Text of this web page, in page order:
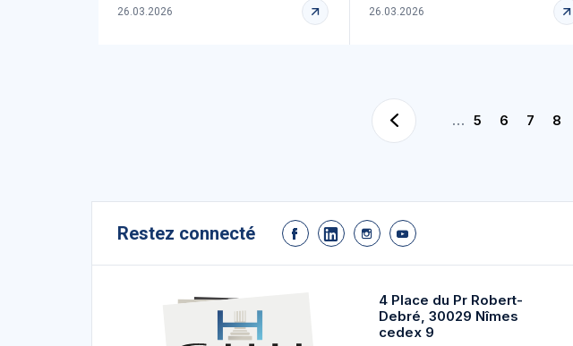
26.03.2026 26.03.2026
… 5 6 7 8
Restez connecté
4 Place du Pr Robert-
Debré, 30029 Nîmes
cedex 9